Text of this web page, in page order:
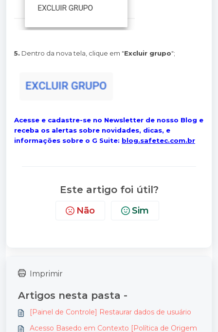
5. Dentro da nova tela, clique em "Excluir grupo";
Acesse e cadastre-se no Newsletter de nosso Blog e
receba os alertas sobre novidades, dicas, e
informações sobre o G Suite: blog.safetec.com.br
Este artigo foi útil?
Não Sim
Imprimir
Artigos nesta pasta -
[Painel de Controle] Restaurar dados de usuário
Acesso Basedo em Contexto [Política de Origem